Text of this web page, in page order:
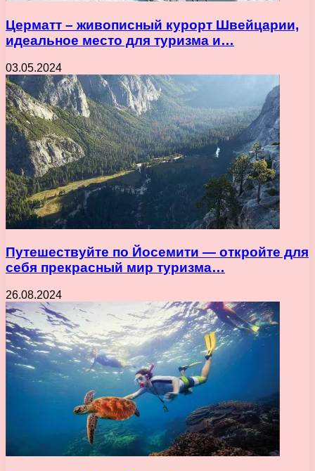
Церматт – живописный курорт Швейцарии,
идеальное место для туризма и…
03.05.2024
Путешествуйте по Йосемити — откройте для
себя прекрасный мир туризма…
26.08.2024